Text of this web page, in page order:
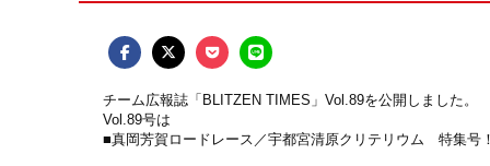
チーム広報誌「BLITZEN TIMES」Vol.89を公開しました。
Vol.89号は
■真岡芳賀ロードレース／宇都宮清原クリテリウム 特集号